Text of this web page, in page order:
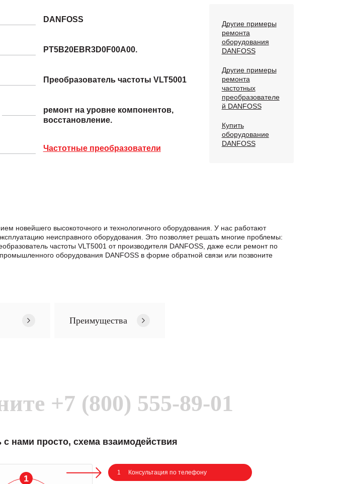
DANFOSS
PT5B20EBR3D0F00A00.
Преобразователь частоты VLT5001
ремонт на уровне компонентов,
восстановление.
Частотные преобразователи
Другие примеры
ремонта
оборудования
DANFOSS
Другие примеры
ремонта
частотных
преобразователе
й DANFOSS
Купить
оборудование
DANFOSS
новейшего высокоточного и технологичного оборудования. У нас работают
неисправного оборудования. Это позволяет решать многие проблемы:
частоты VLT5001 от производителя DANFOSS, даже если ремонт по
оборудования DANFOSS в формe обратной связи или позвоните
Преимущества
+7 (800) 555-89-01
с нами просто, схема взаимодействия
1
1 Консультация по телефону